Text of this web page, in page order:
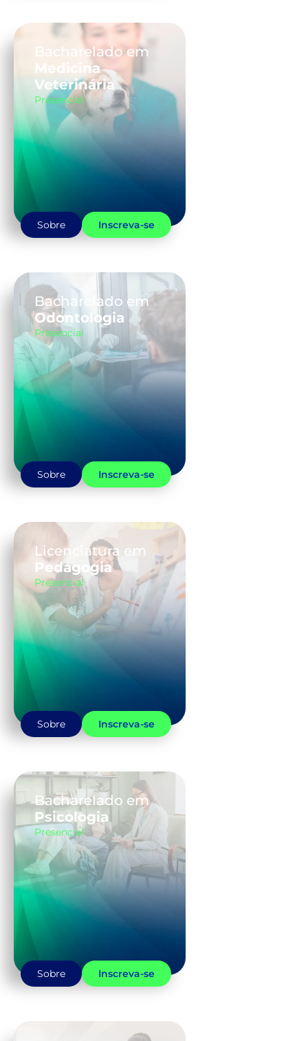
Bacharelado em
Medicina
Veterinária
Presencial
Sobre Inscreva-se
Bacharelado em
Odontologia
Presencial
Sobre Inscreva-se
Licenciatura em
Pedagogia
Presencial
Sobre Inscreva-se
Bacharelado em
Psicologia
Presencial
Sobre Inscreva-se